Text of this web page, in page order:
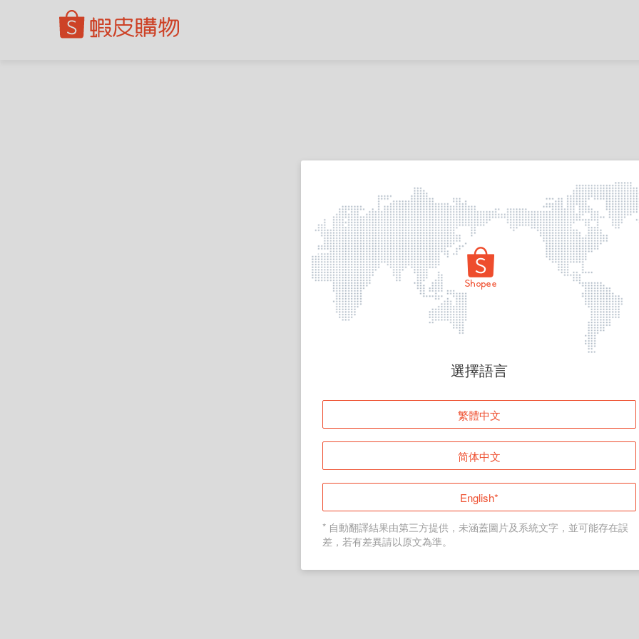
頁面無法顯示
登入
返回首頁
選擇語言
繁體中文
简体中文
English*
* 自動翻譯結果由第三方提供，未涵蓋圖片及系統文字，並可能存在誤
差，若有差異請以原文為準。